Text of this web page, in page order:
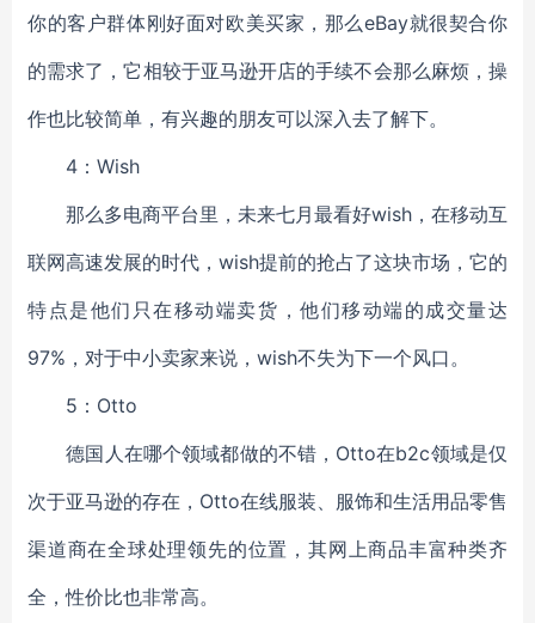
你的客户群体刚好面对欧美买家，那么eBay就很契合你
的需求了，它相较于亚马逊开店的手续不会那么麻烦，操
作也比较简单，有兴趣的朋友可以深入去了解下。
4：Wish
那么多电商平台里，未来七月最看好wish，在移动互
联网高速发展的时代，wish提前的抢占了这块市场，它的
特点是他们只在移动端卖货，他们移动端的成交量达
97%，对于中小卖家来说，wish不失为下一个风口。
5：Otto
德国人在哪个领域都做的不错，Otto在b2c领域是仅
次于亚马逊的存在，Otto在线服装、服饰和生活用品零售
渠道商在全球处理领先的位置，其网上商品丰富种类齐
全，性价比也非常高。